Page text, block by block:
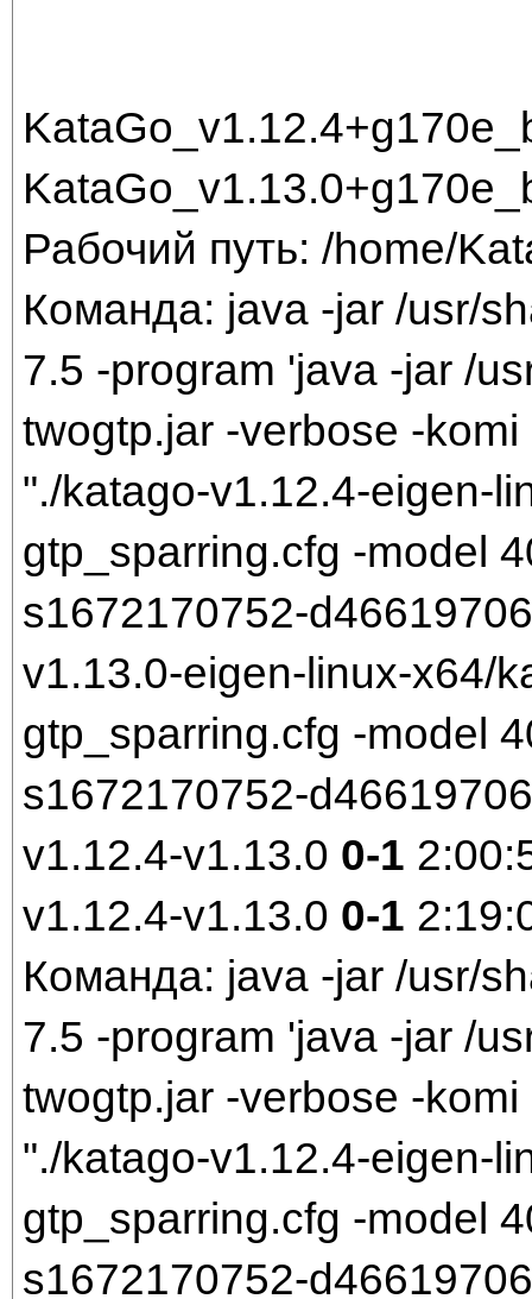
Рабочий путь: /home/
Команда: java -jar /usr/
7.5 -program 'java -jar /
twogtp.jar -verbose -
"./katago-v1.12.4-eigen-
gtp_sparring.cfg -model
s1672170752-
v1.13.0-eigen-linux-x64/
gtp_sparring.cfg -model
s1672170752-
v1.12.4-v1.13.0 0-1
v1.12.4-v1.13.0 0-1
Команда: java -jar /usr/
7.5 -program 'java -jar /
twogtp.jar -verbose -
"./katago-v1.12.4-eigen-
gtp_sparring.cfg -model
s1672170752-